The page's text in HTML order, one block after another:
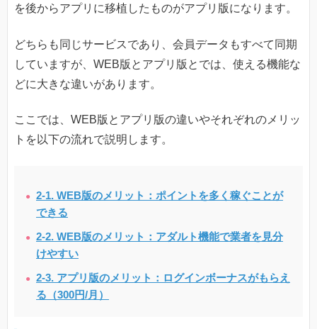
を後からアプリに移植したものがアプリ版になります。
どちらも同じサービスであり、会員データもすべて同期
していますが、WEB版とアプリ版とでは、使える機能な
どに大きな違いがあります。
ここでは、WEB版とアプリ版の違いやそれぞれのメリッ
トを以下の流れで説明します。
2-1. WEB版のメリット：ポイントを多く稼ぐことが
できる
2-2. WEB版のメリット：アダルト機能で業者を見分
けやすい
2-3. アプリ版のメリット：ログインボーナスがもらえ
る（300円/月）